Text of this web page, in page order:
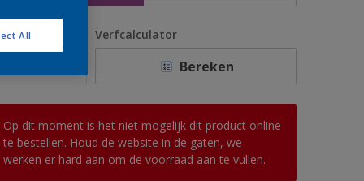
Verfcalculator
Bereken
Op dit moment is het niet mogelijk dit product online
te bestellen. Houd de website in de gaten, we
werken er hard aan om de voorraad aan te vullen.
All